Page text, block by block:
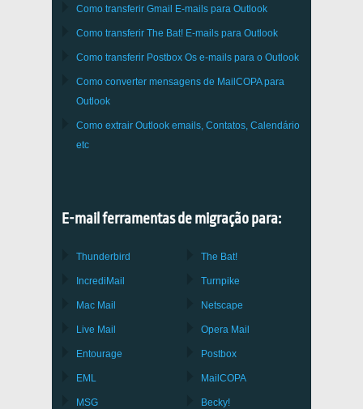
Como transferir Gmail E-mails para Outlook
Como transferir The Bat! E-mails para Outlook
Como transferir Postbox Os e-mails para o Outlook
Como converter mensagens de MailCOPApara
Outlook
Como extrair Outlook emails, Contatos, Calendário
etc
E-mail ferramentas de migração para:
Thunderbird
IncrediMail
Mac Mail
Live Mail
Entourage
EML
MSG
The Bat!
Turnpike
Netscape
Opera Mail
Postbox
MailCOPA
Becky!